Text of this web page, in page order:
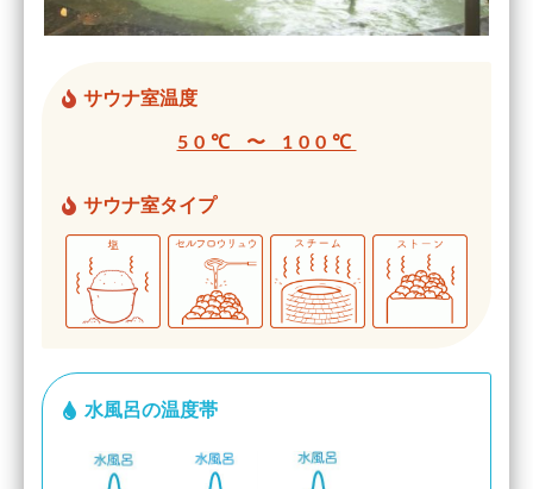
サウナ室温度
50℃ 〜 100℃
サウナ室タイプ
水風呂の温度帯